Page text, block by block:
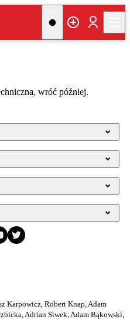
wróć później.
Karpowicz, Robert Knap, Adam
Adrian Siwek, Adam Bąkowski,